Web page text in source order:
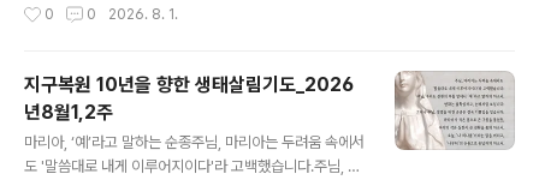
레기의 의미를 다시 생각했다. 핵폐기물, 플라스틱, 이산화
과 구체적인 실천 가이드를 제공하는 영성·생태 통합 프로
서 활용할 수 있습니다. 환경운동이 아닌 제자도의 핵심으
로서 기후위기 시대 교회의 영성과 실천을 새롭게 하는 구
체적 응답입니다. 이번 주는 "성령강림 후 제10주일"입니
다. 🌿2025-2026 창조세계 돌봄 52주 캠페인 안내: htt
0 0 2026. 8. 1.
지구복원 10년을 향한 생태살림기도_2026
년8월1,2주
마리아, ‘예’라고 말하는 순종주님, 마리아는 두려움 속에서
도 '말씀대로 내게 이루어지이다'라 고백했습니다.주님, 우